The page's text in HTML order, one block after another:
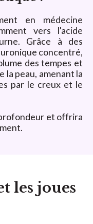
en médecine
vers l'acide
Grâce à des
concentré,
des tempes et
la peau, amenant la
par le creux et le
et offrira
les joues